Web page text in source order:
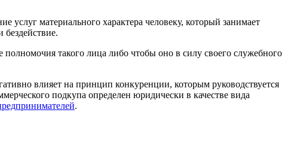
материального характера человеку, который занимает
такого лица либо чтобы оно в силу своего служебного
влияет на принцип конкуренции, которым руководствуется
подкупа определен юридически в качестве вида
.